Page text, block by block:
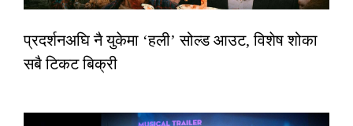
प्रदर्शनअघि नै युकेमा ‘हली’ सोल्ड आउट, विशेष शोका
सबै टिकट बिक्री